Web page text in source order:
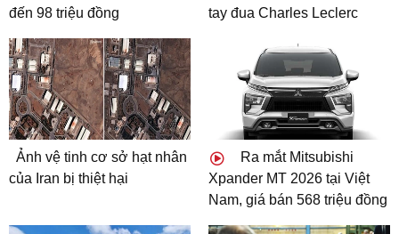
đến 98 triệu đồng
tay đua Charles Leclerc
Ảnh vệ tinh cơ sở hạt nhân
của Iran bị thiệt hại
Ra mắt Mitsubishi
Xpander MT 2026 tại Việt
Nam, giá bán 568 triệu đồng